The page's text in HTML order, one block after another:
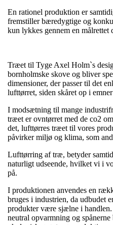
En rationel produktion er
fremstiller bæredygtige og
kun lykkes gennem en målrettet
Træet til Tyge Axel Holm`s
bornholmske skove og bliver
dimensioner, der passer til det
lufttørret, siden skåret op i
I modsætning til mange
træet er ovntørret med de co2
det, lufttørres træet til vores
påvirker miljø og klima, som
Lufttørring af træ, betyder
naturligt udseende, hvilket vi i
på.
I produktionen anvendes en
bruges i industrien, da udbudet
produkter være sjælne i
neutral opvarmning og